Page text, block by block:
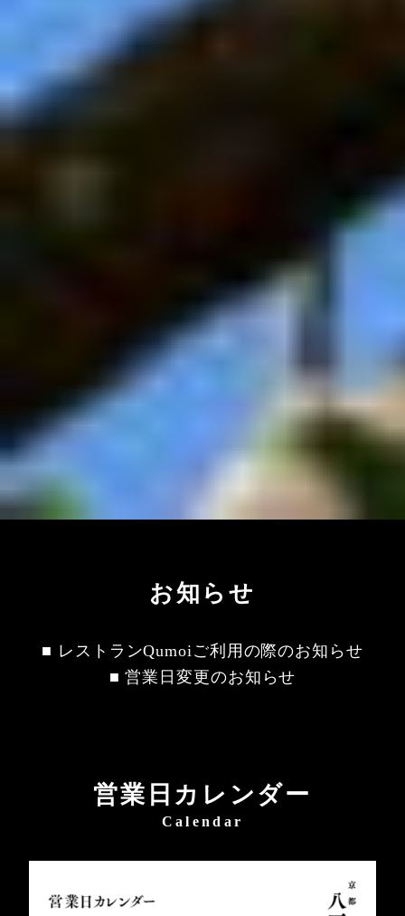
お知らせ
■ レストランQumoiご利用の際のお知らせ
■ 営業日変更のお知らせ
営業日カレンダー
Calendar